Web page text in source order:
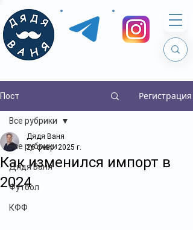
Пост Регистрация
Все рубрики
Дядя Ваня
Футбол
КФФ
Все рубрики
Как изменился импорт в
2024
Дядя Ваня
26 февр. 2025 г.